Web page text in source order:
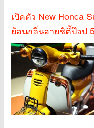
เปิดตัว New Honda
ย้อนกลิ่นอายซิตี้ป๊อป